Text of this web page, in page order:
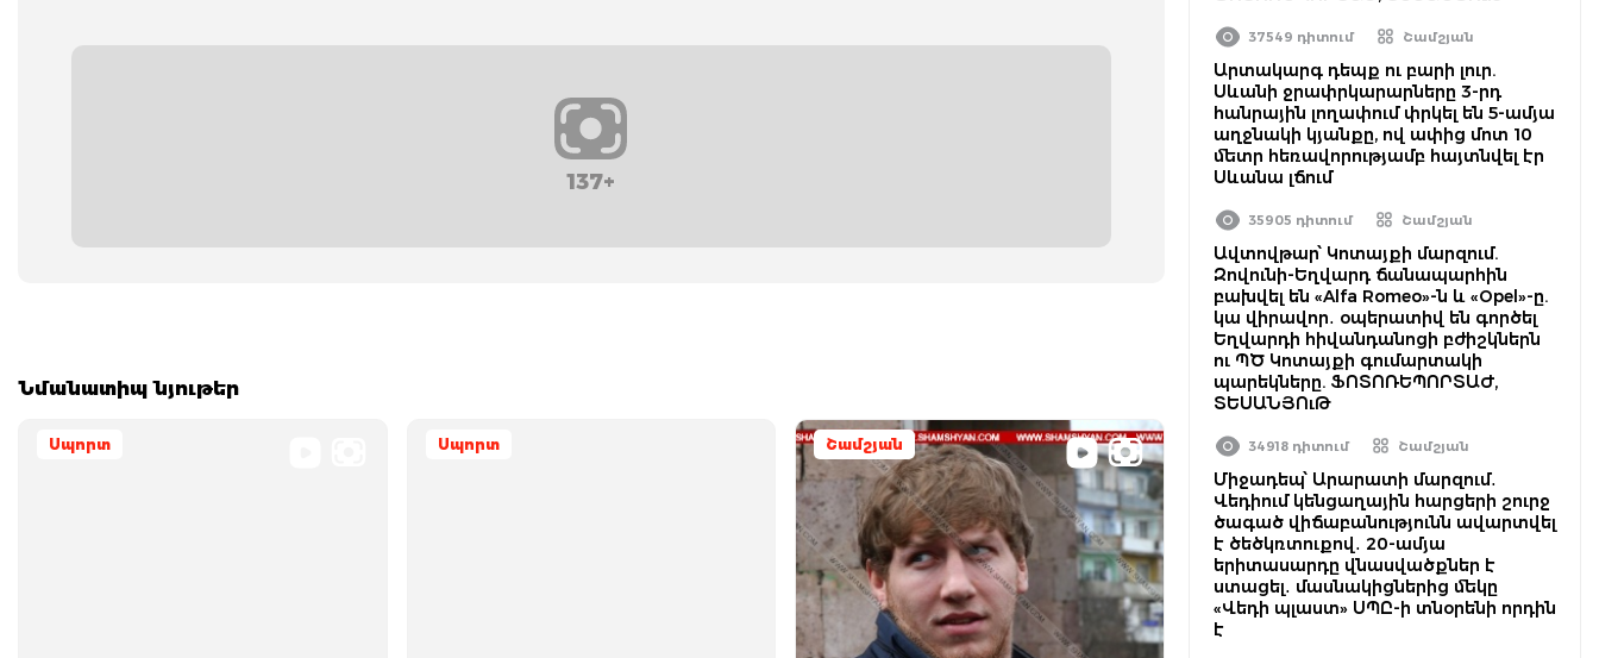
137+
Նմանատիպ նյութեր
Սպորտ Սպորտ Շամշյան
37549 դիտում Շամշյան
Արտակարգ դեպք ու բարի լուր.
Սևանի ջրափրկարարները 3-րդ
հանրային լողափում փրկել են 5-ամյա
աղջնակի կյանքը, ով ափից մոտ 10
մետր հեռավորությամբ հայտնվել էր
Սևանա լճում
35905 դիտում Շամշյան
Ավտովթար՝ Կոտայքի մարզում.
Զովունի-Եղվարդ ճանապարհին
բախվել են «Alfa Romeo»-ն և «Opel»-ը.
կա վիրավոր․ օպերատիվ են գործել
Եղվարդի հիվանդանոցի բժիշկներն
ու ՊԾ Կոտայքի գումարտակի
պարեկները. ՖՈՏՈՌԵՊՈՐՏԱԺ,
ՏԵՍԱՆՅՈւԹ
34918 դիտում Շամշյան
Միջադեպ՝ Արարատի մարզում․
Վեդիում կենցաղային հարցերի շուրջ
ծագած վիճաբանությունն ավարտվել
է ծեծկռտուքով․ 20-ամյա
երիտասարդը վնասվածքներ է
ստացել․ մասնակիցներից մեկը
«Վեդի պլաստ» ՍՊԸ-ի տնօրենի որդին
է